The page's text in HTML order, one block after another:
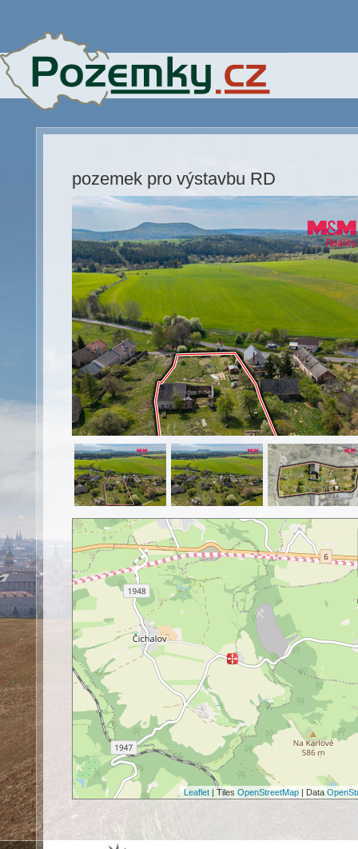
pozemek pro výstavbu RD
Leaflet | Tiles OpenStreetMap | Data